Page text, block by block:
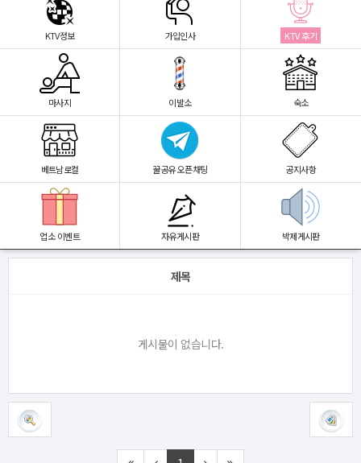
KTV정보 가입인사 KTV 후기
마사지 이발소 숙소
베트남로컬 꿀공유 오픈채팅 공지사항
업소 이벤트 자유게시판 박제게시판
제목
게시물이 없습니다.